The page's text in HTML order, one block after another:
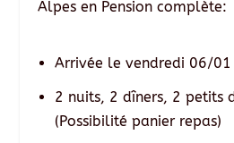
Alpes en Pension complète:
Arrivée le vendredi 06/
2 nuits, 2 dîners, 2 petits
(Possibilité panier repas)